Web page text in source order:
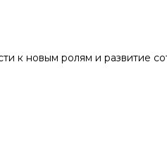
к новым ролям и развитие